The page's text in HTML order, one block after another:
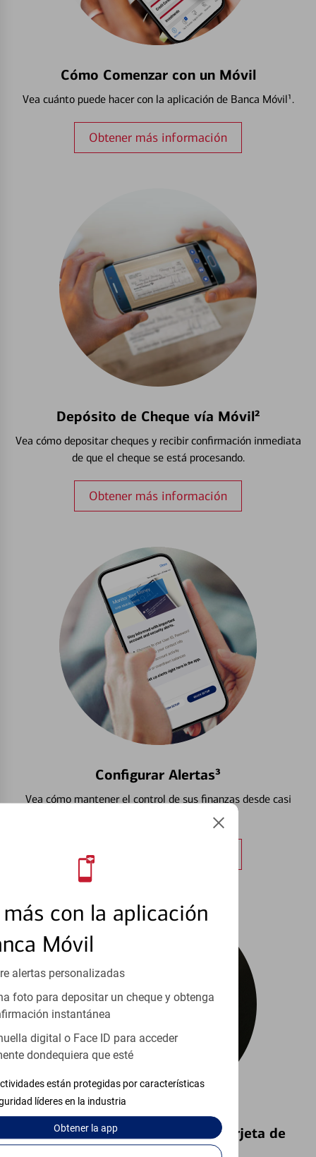
con la aplicación
Móvil
alertas personalizadas
foto para depositar un cheque y obtenga
instantánea
digital o Face ID para acceder
dondequiera que esté
están protegidas por características
líderes en la industria
Obtenerla app
Cómo Comenzar con un Móvil
Vea cuánto puede hacer con la aplicación de Banca Móvil¹.
Obtener más información
Depósito de Cheque vía Móvil²
Vea cómo depositar cheques y recibir confirmación inmediata
de que el cheque se está procesando.
Obtener más información
Configurar Alertas³
Vea cómo mantener el control de sus finanzas desde casi
Obtener más información
Bloquear y Desbloquear una Tarjeta de
Débito⁴